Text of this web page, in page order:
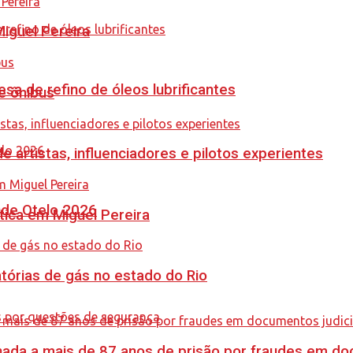
de refino de óleos lubrificantes
Otelo 2026
Pereira
ônibus
artistas, influenciadores e pilotos experientes
em Miguel Pereira
de gás no estado do Rio